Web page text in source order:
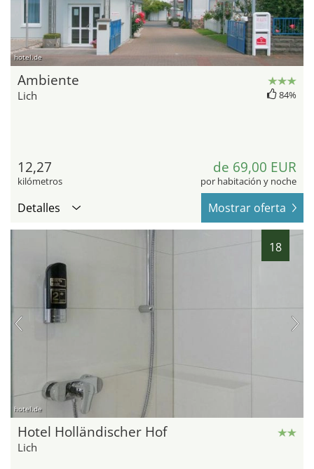
hotel.de
Ambiente
Lich 84%
12,27
kilómetros
de 69,00 EUR
por habitación y noche
Detalles Mostrar oferta
18
hotel.de
Hotel Holländischer Hof
Lich